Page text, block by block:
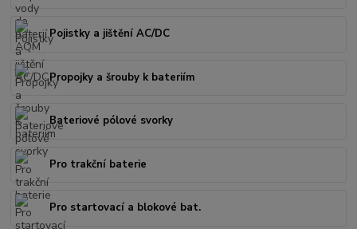
Pojistky a jištění AC/DC
Propojky a šrouby k bateriím
Bateriové pólové svorky
Pro trakční baterie
Pro startovací a blokové bat.